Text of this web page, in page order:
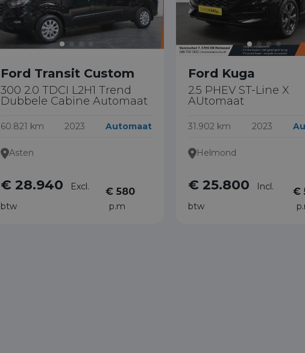
Ford Transit Custom
300 2.0 TDCI L2H1 Trend
Dubbele Cabine Automaat
60.821 km 2023 Automaat
Asten
€ 28.940
Excl.
btw
€ 580
p.m
Ford Kuga
2.5 PHEV ST-Line X
AUtomaat
31.902 km 2023
Helmond
€ 25.800
Incl.
btw
€